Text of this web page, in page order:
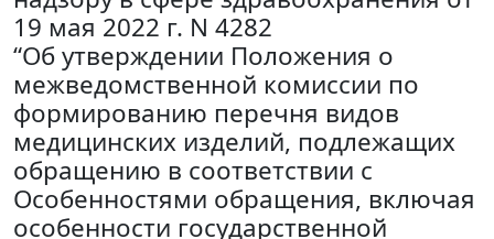
19 мая 2022 г. N 4282
“Об утверждении Положения о
межведомственной комиссии по
формированию перечня видов
медицинских изделий, подлежащих
обращению в соответствии с
Особенностями обращения, включая
особенности государственной